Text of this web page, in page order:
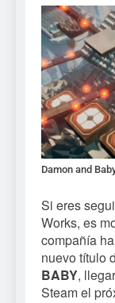
Damon and
Si eres
Works, es
compañía
nuevo título
BABY,
Steam el